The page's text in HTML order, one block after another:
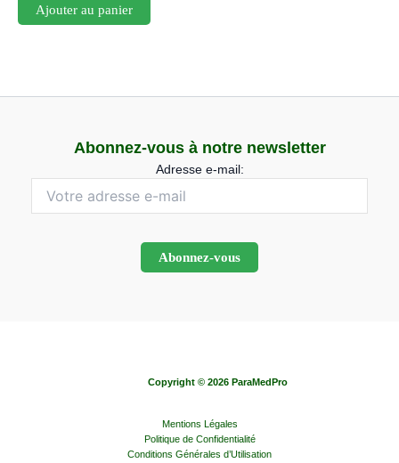
Ajouter au panier
Abonnez-vous à notre newsletter
Adresse e-mail:
Copyright © 2026 ParaMedPro
Mentions Légales
Politique de Confidentialité
Conditions Générales d’Utilisation